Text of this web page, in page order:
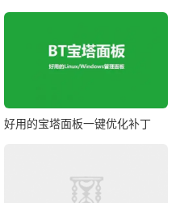
好用的宝塔面板一键优化补丁